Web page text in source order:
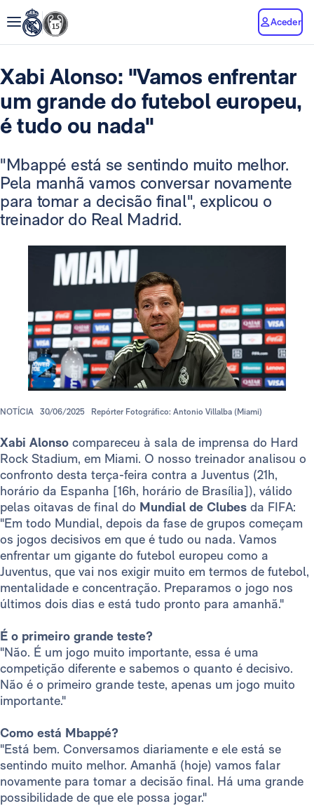
Aceder
Xabi Alonso: "Vamos enfrentar
um grande do futebol europeu,
é tudo ou nada"
"Mbappé está se sentindo muito melhor.
Pela manhã vamos conversar novamente
para tomar a decisão final", explicou o
treinador do Real Madrid.
NOTÍCIA 30/06/2025 Repórter Fotográfico: Antonio Villalba (Miami)
Xabi Alonso compareceu à sala de imprensa do Hard
Rock Stadium, em Miami. O nosso treinador analisou o
confronto desta terça-feira contra a Juventus (21h,
horário da Espanha [16h, horário de Brasília]), válido
pelas oitavas de final do Mundial de Clubes da FIFA:
"Em todo Mundial, depois da fase de grupos começam
os jogos decisivos em que é tudo ou nada. Vamos
enfrentar um gigante do futebol europeu como a
Juventus, que vai nos exigir muito em termos de futebol,
mentalidade e concentração. Preparamos o jogo nos
últimos dois dias e está tudo pronto para amanhã."
É o primeiro grande teste?
"Não. É um jogo muito importante, essa é uma
competição diferente e sabemos o quanto é decisivo.
Não é o primeiro grande teste, apenas um jogo muito
importante."
Como está Mbappé?
"Está bem. Conversamos diariamente e ele está se
sentindo muito melhor. Amanhã (hoje) vamos falar
novamente para tomar a decisão final. Há uma grande
possibilidade de que ele possa jogar."